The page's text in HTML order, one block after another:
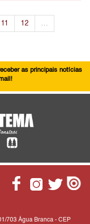
11 12
as principais notícias
703 Água Branca - CEP